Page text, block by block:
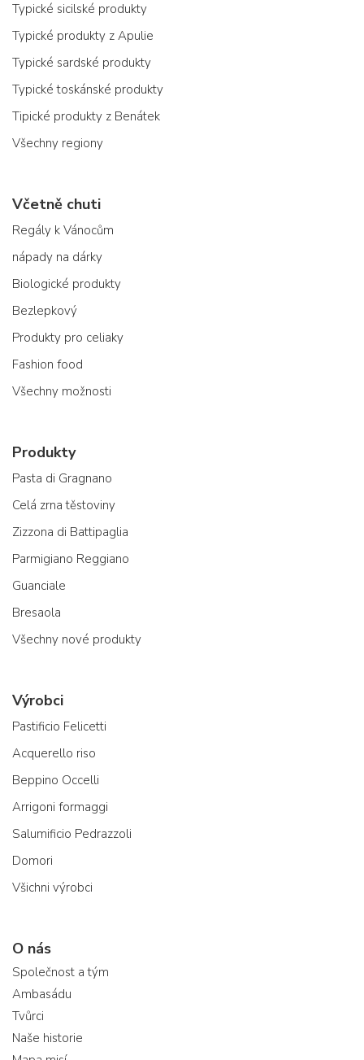
Typické sicilské produkty
Typické produkty z Apulie
Typické sardské produkty
Typické toskánské produkty
Tipické produkty z Benátek
Všechny regiony
Včetně chuti
Regály k Vánocům
nápady na dárky
Biologické produkty
Bezlepkový
Produkty pro celiaky
Fashion food
Všechny možnosti
Produkty
Pasta di Gragnano
Celá zrna těstoviny
Zizzona di Battipaglia
Parmigiano Reggiano
Guanciale
Bresaola
Všechny nové produkty
Výrobci
Pastificio Felicetti
Acquerello riso
Beppino Occelli
Arrigoni formaggi
Salumificio Pedrazzoli
Domori
Všichni výrobci
O nás
Společnost a tým
Ambasádu
Tvůrci
Naše historie